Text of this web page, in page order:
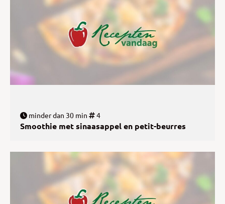
minder dan 30 min 4
Smoothie met sinaasappel en petit-beurres